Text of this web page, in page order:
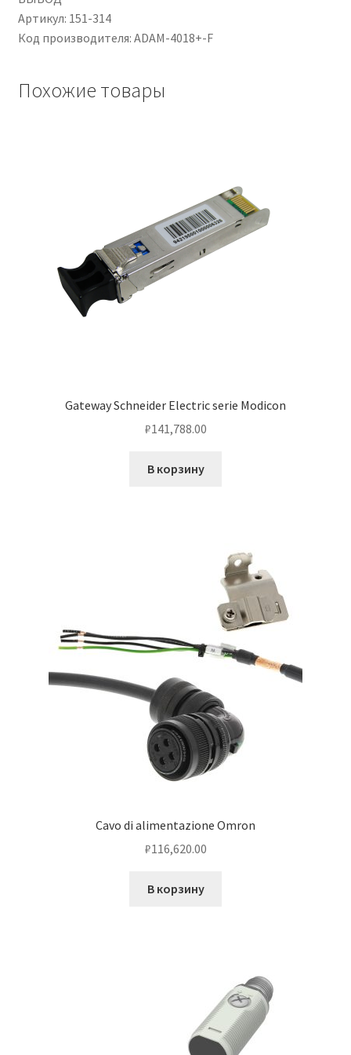
Чистка кондиционеров
Артикул: 151-314
Код производителя: ADAM-4018+-F
Похожие товары
Gateway Schneider Electric serie Modicon
₽141,788.00
В корзину
Cavo di alimentazione Omron
₽116,620.00
В корзину